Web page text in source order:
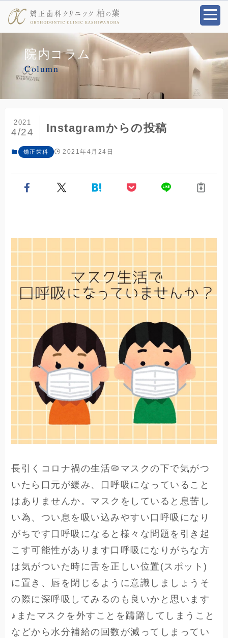
院内コラム
Column
Instagramからの投稿
2021
4/24
矯正歯科 2021年4月24日
長引くコロナ禍の生活🦠 マスクの下で気がつ
いたら口元が緩み、口呼吸になっていること
はありませんか。マスクをしていると息苦し
い為、つい息を吸い込みやすい口呼吸になり
がちです 口呼吸になると様々な問題を引き起
こす可能性があります 口呼吸になりがちな方
は気がついた時に舌を正しい位置(スポット)
に置き、唇を閉じるように意識しましょう そ
の際に深呼吸してみるのも良いかと思います
♪ またマスクを外すことを躊躇してしまうこと
などから水分補給の回数が減ってしまってい